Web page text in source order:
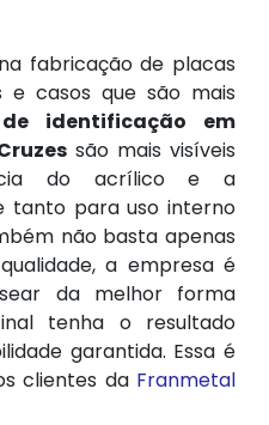
fabricação de placas
e casos que são mais
identificação em
são mais visíveis
do acrílico e a
tanto para uso interno
não basta apenas
a empresa é
da melhor forma
tenha o resultado
garantida. Essa é
clientes da Franmetal